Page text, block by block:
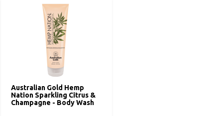
Australian Gold Hemp
Nation Sparkling Citrus &
Champagne - Body Wash